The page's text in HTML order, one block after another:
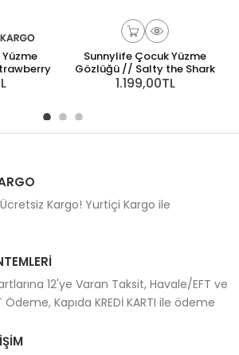
Sunnylife Çocuk Yüzme
Gözlüğü // Salty the Shark
1.199,00TL
Ücretsiz Kargo! Yurtiçi Kargo ile
12'ye Varan Taksit, Havale/EFT ve
Ödeme, Kapıda KREDİ KARTI ile ödeme